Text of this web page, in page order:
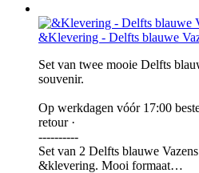
&Klevering - Delfts blauwe
Set van twee mooie Delfts
souvenir.
Op werkdagen vóór 17:00
retour ·
----------
Set van 2 Delfts blauwe
&klevering. Mooi formaat…